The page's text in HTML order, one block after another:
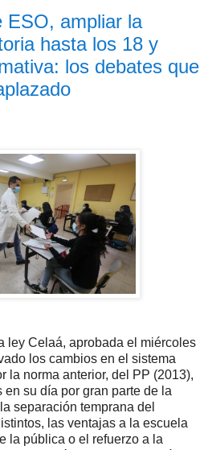
ESO, ampliar la
hasta los 18 y
los debates que
ley Celaá, aprobada el miércoles
los cambios en el sistema
la norma anterior, del PP (2013),
su día por gran parte de la
separación temprana del
las ventajas a la escuela
la pública o el refuerzo a la